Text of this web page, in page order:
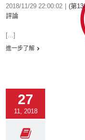
2018/11/29 22:00:02 (第
評論
[...]
進一步了解
27
11, 2018